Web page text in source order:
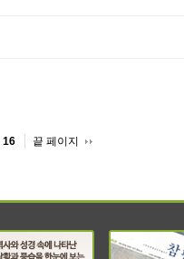
16 끝 페이지